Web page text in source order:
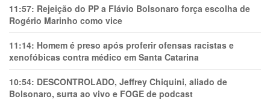
11:57: Rejeição do PP a Flávio Bolsonaro força escolha de
Rogério Marinho como vice
11:14: Homem é preso após proferir ofensas racistas e
xenofóbicas contra médico em Santa Catarina
10:54: DESCONTROLADO, Jeffrey Chiquini, aliado de
Bolsonaro, surta ao vivo e FOGE de podcast